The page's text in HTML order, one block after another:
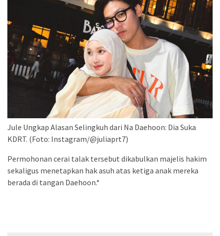
Jule Ungkap Alasan Selingkuh dari Na Daehoon: Dia Suka
KDRT. (Foto: Instagram/@juliaprt7)
Permohonan cerai talak tersebut dikabulkan majelis hakim
sekaligus menetapkan hak asuh atas ketiga anak mereka
berada di tangan Daehoon.*